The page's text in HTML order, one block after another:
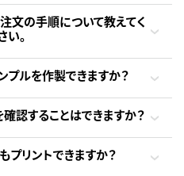
文の手順について教えてく
い。
プルを作製できますか？
認することはできますか？
プリントできますか？